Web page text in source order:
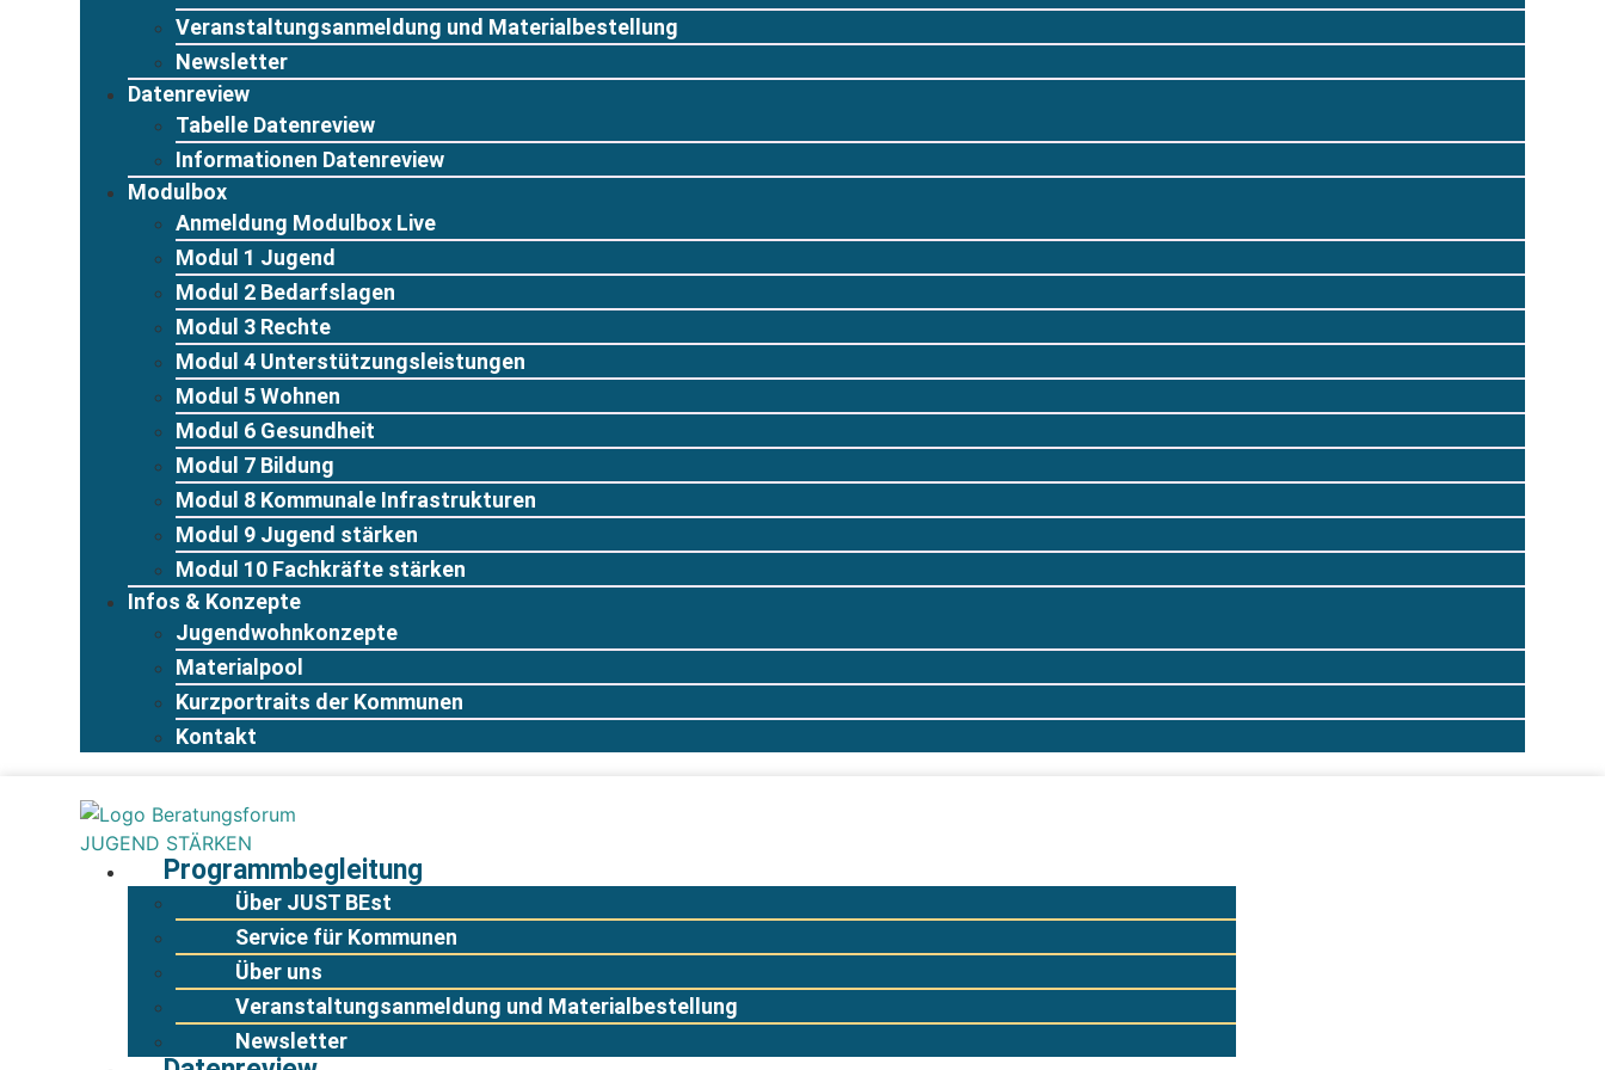
Veranstaltungsanmeldung und Materialbestellung
Newsletter
Datenreview
Tabelle Datenreview
Informationen Datenreview
Modulbox
Anmeldung Modulbox Live
Modul 1 Jugend
Modul 2 Bedarfslagen
Modul 3 Rechte
Modul 4 Unterstützungsleistungen
Modul 5 Wohnen
Modul 6 Gesundheit
Modul 7 Bildung
Modul 8 Kommunale Infrastrukturen
Modul 9 Jugend stärken
Modul 10 Fachkräfte stärken
Infos & Konzepte
Jugendwohnkonzepte
Materialpool
Kurzportraits der Kommunen
Kontakt
Programmbegleitung
Über JUST BEst
Service für Kommunen
Über uns
Veranstaltungsanmeldung und Materialbestellung
Newsletter